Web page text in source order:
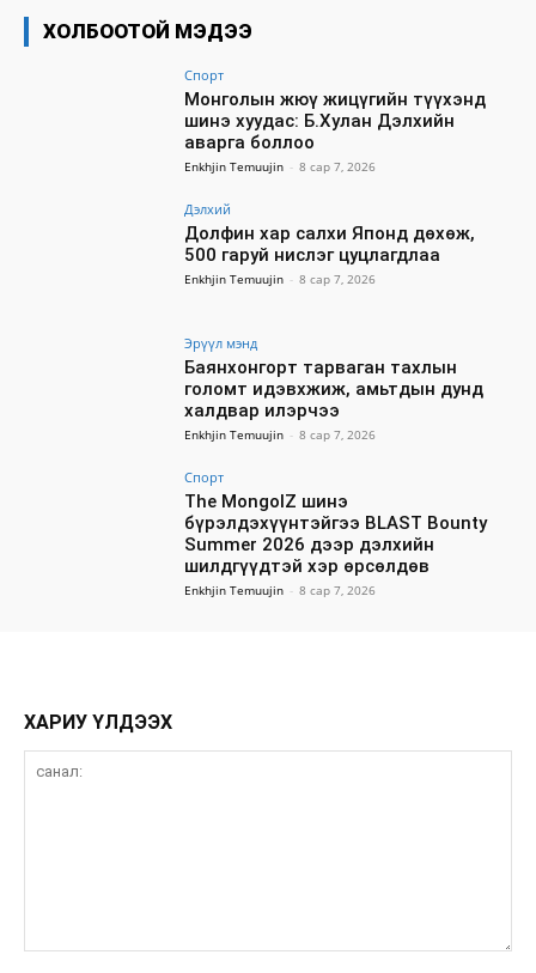
ХОЛБООТОЙ МЭДЭЭ
Спорт
Монголын жюү жицүгийн түүхэнд
шинэ хуудас: Б.Хулан Дэлхийн
аварга боллоо
Enkhjin Temuujin - 8 сар 7, 2026
Дэлхий
Долфин хар салхи Японд дөхөж,
500 гаруй нислэг цуцлагдлаа
Enkhjin Temuujin - 8 сар 7, 2026
Эрүүл мэнд
Баянхонгорт тарваган тахлын
голомт идэвхжиж, амьтдын дунд
халдвар илэрчээ
Enkhjin Temuujin - 8 сар 7, 2026
Спорт
The MongolZ шинэ
бүрэлдэхүүнтэйгээ BLAST Bounty
Summer 2026 дээр дэлхийн
шилдгүүдтэй хэр өрсөлдөв
Enkhjin Temuujin - 8 сар 7, 2026
ХАРИУ ҮЛДЭЭХ